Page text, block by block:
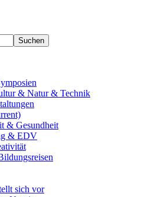
Suchen
& Natur & Technik
& Gesundheit
& EDV
sich vor